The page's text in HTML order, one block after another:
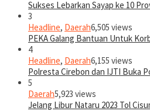
Sukses Lebarkan Sayap ke 10
3
Headline, Daerah6,505 views
PEKA Galang Bantuan Untuk
4
Headline, Daerah6,155 views
Polresta Cirebon dan IJTI Buka
5
Daerah5,923 views
Jelang Libur Nataru 2023 Tol